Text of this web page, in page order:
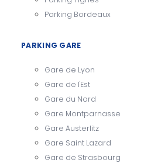
Parking Bordeaux
PARKING GARE
Gare de Lyon
Gare de l'Est
Gare du Nord
Gare Montparnasse
Gare Austerlitz
Gare Saint Lazard
Gare de Strasbourg